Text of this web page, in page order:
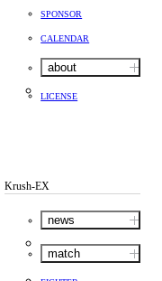
SPONSOR
CALENDAR
about
LICENSE
Krush-EX
news
match